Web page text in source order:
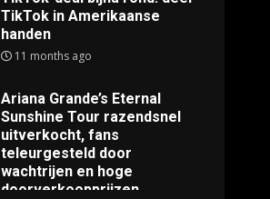
TikTok in Amerikaanse
handen
11 months ago
Ariana Grande’s Eternal
Sunshine Tour razendsnel
uitverkocht, fans
teleurgesteld door
wachtrijen en hoge
doorverkoopprijzen